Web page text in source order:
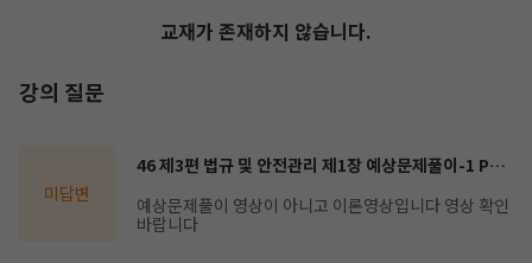
교재가 존재하지 않습니다.
강의 질문
미답변
46 제3편 법규 및 안전관리 제1장 예상문제풀이-1 P368 영상
예상문제풀이 영상이 아니고 이론영상입니다 영상 확인
바랍니다